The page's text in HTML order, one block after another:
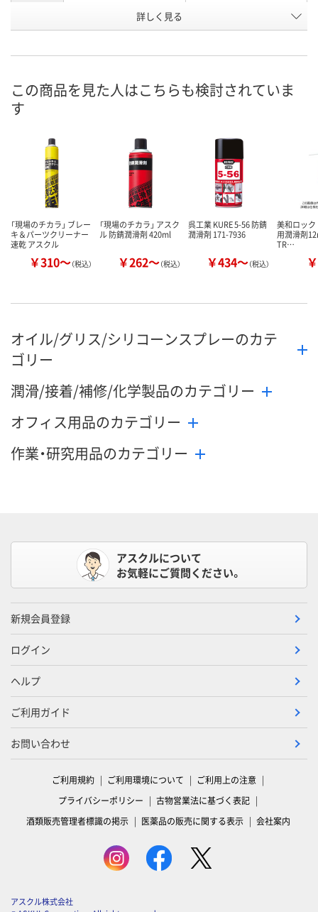
数量 数量
詳しく見る
この商品を見た人はこちらも検討されていま
す
「現場のチカラ」 ブレー
キ＆パーツクリーナー
速乾 アスクル
￥310～（税込）
「現場のチカラ」 アスク
ル 防錆潤滑剤 420ml
￥262～（税込）
呉工業 KURE 5-56 防錆
潤滑剤 171-7936
￥434～（税込）
美和ロック
用潤滑剤
TR…
オイル/グリス/シリコーンスプレーのカテ
ゴリー
潤滑/接着/補修/化学製品のカテゴリー
オフィス用品のカテゴリー
作業・研究用品のカテゴリー
アスクルについて
お気軽にご質問ください。
新規会員登録
ログイン
ヘルプ
ご利用ガイド
お問い合わせ
ご利用規約 ご利用環境について
ご利用上の注意
プライバシーポリシー
古物営業法に基づく表記
酒類販売管理者標識の掲示
医薬品の販売に関する表示 会社案内
アスクル株式会社